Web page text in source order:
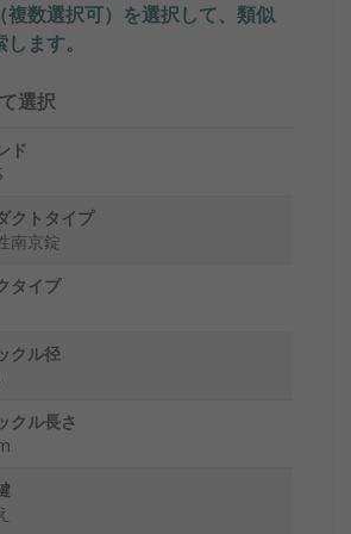
複数選択可）を選択して、類似
ます。
選択
ド
クトタイプ
南京錠
タイプ
クル径
クル長さ